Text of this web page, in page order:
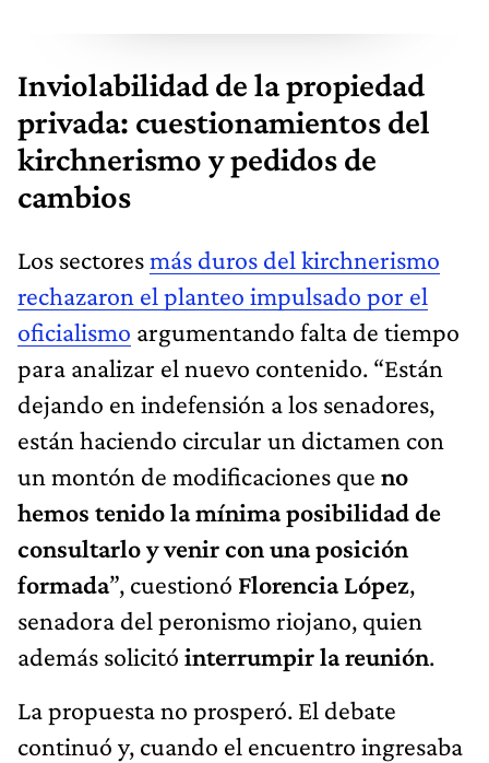
Inviolabilidad de la propiedad
privada: cuestionamientos del
kirchnerismo y pedidos de
cambios
Los sectoresmás duros del kirchnerismo
rechazaron el planteo impulsado por el
oficialismo argumentando falta de tiempo
para analizar el nuevo contenido. “Están
dejando en indefensión a los senadores,
están haciendo circular un dictamen con
un montón de modificaciones que no
hemos tenido la mínima posibilidad de
consultarlo y venir con una posición
formada”, cuestionó Florencia López,
senadora del peronismo riojano, quien
además solicitó interrumpir la reunión.
La propuesta no prosperó. El debate
continuó y, cuando el encuentro ingresaba